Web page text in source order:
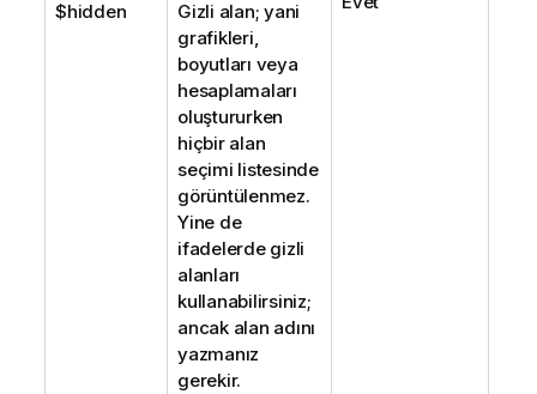
$hidden
Gizli alan; yani
grafikleri,
boyutları veya
hesaplamaları
oluştururken
hiçbir alan
seçimi listesinde
görüntülenmez.
Yine de
ifadelerde gizli
alanları
kullanabilirsiniz;
ancak alan adını
yazmanız
gerekir.